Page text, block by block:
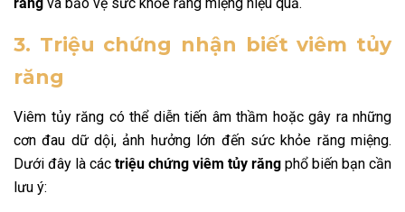
3. Triệu chứng nhận biết viêm tủy
răng
Viêm tủy răng có thể diễn tiến âm thầm hoặc gây ra những
cơn đau dữ dội, ảnh hưởng lớn đến sức khỏe răng miệng.
Dưới đây là các triệu chứng viêm tủy răng phổ biến bạn cần
lưu ý: